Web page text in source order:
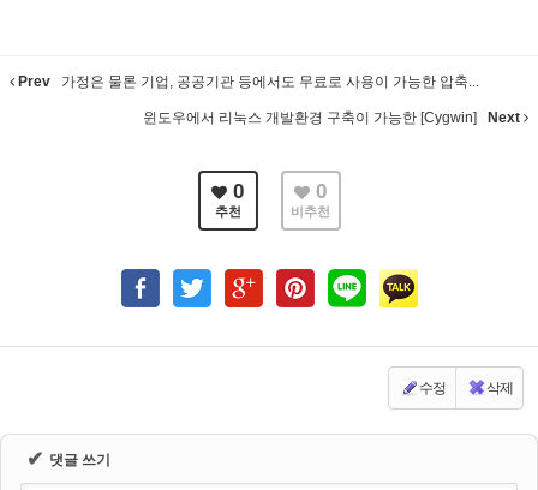
Prev 가정은 물론 기업, 공공기관 등에서도 무료로 사용이 가능한 압축...
윈도우에서 리눅스 개발환경 구축이 가능한 [Cygwin] Next
0
추천
0
비추천
수정 삭제
✔ 댓글 쓰기